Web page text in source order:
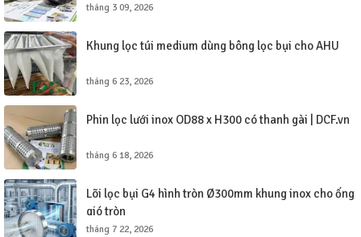
tháng 3 09, 2026
Khung lọc túi medium dùng bông lọc bụi cho AHU
tháng 6 23, 2026
Phin lọc lưới inox OD88 x H300 có thanh gài | DCF.vn
tháng 6 18, 2026
Lõi lọc bụi G4 hình tròn Ø300mm khung inox cho ống
gió tròn
tháng 7 22, 2026